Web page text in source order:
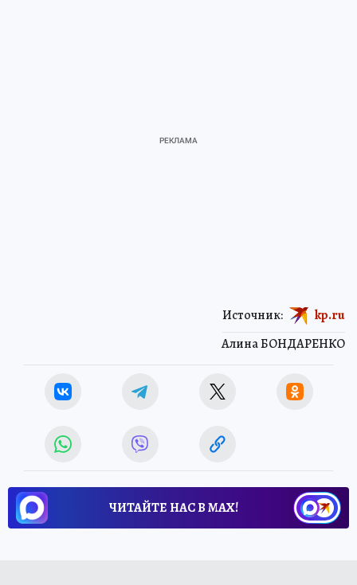
Алина БОНДАРЕНКО
Источник: kp.ru
ЧИТАЙТЕ НАС В МАХ!